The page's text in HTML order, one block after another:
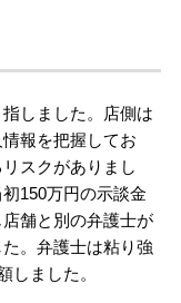
しました。店側は
報を把握してお
スクがありまし
150万円の示談金
舗と別の弁護士が
。弁護士は粘り強
しました。